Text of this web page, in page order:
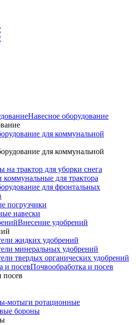
Навесное оборудование
для коммунальной
для коммунальной
на трактор для уборки снега
для трактора
для фронтальных
погрузчики
навески
Внесение удобрений
жидких удобрений
минеральных удобрений
твердых органических удобрений
Почвообработка и посев
посев
мотыги ротационные
бороны